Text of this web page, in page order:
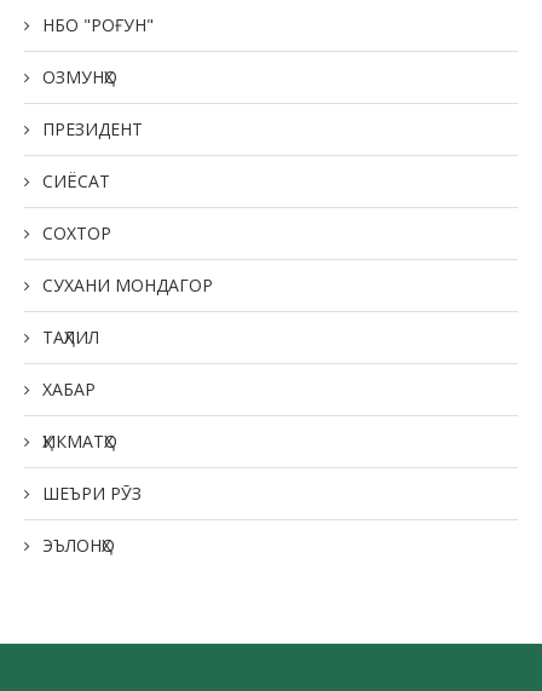
НБО "РОҒУН"
ОЗМУНҲО
ПРЕЗИДЕНТ
СИЁСАТ
СОХТОР
СУХАНИ МОНДАГОР
ТАҲЛИЛ
ХАБАР
ҲИКМАТҲО
ШЕЪРИ РӮЗ
ЭЪЛОНҲО